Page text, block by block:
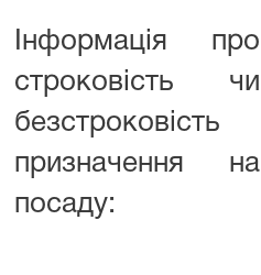
Інформація про
строковість чи
безстроковість
призначення на
посаду: